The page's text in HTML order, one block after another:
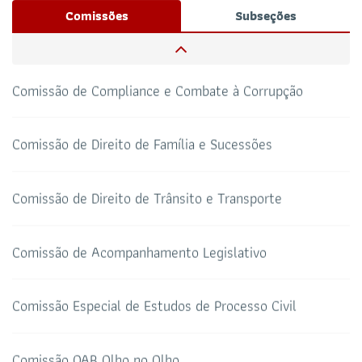
Josué Henrique,/ Whatsapp (32172100)
RESPONSÁVEIS
69 3217-2099
TELEFONE
E-MAIL TRIBUNAL DE ÉTICA CANAL PRERROGATIVAS
Comissões Subseções
Comissão de Defesa do Mercado Privativo do Advogado
Comissão de Compliance e Combate à Corrupção
Comissão de Direito de Família e Sucessões
Comissão de Direito de Trânsito e Transporte
Comissão de Acompanhamento Legislativo
Comissão Especial de Estudos de Processo Civil